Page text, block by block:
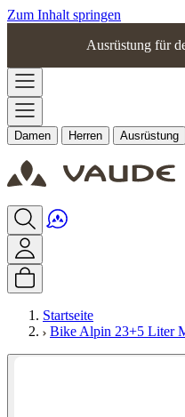
Zum Inhalt springen
Ausrüstung für
Damen Herren Ausrüstung
Startseite
Bike Alpin 23+5 Liter